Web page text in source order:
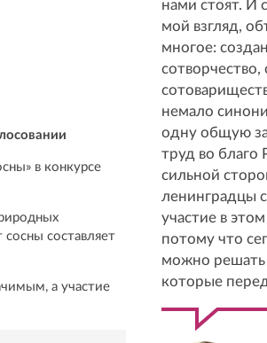
в конкурсе
составляет
а участие
нами стоят. И
мой взгляд,
многое:
сотворчество,
немало
одну общую
труд во благо
сильной
ленинградцы
участие в
потому что
можно решать
которые